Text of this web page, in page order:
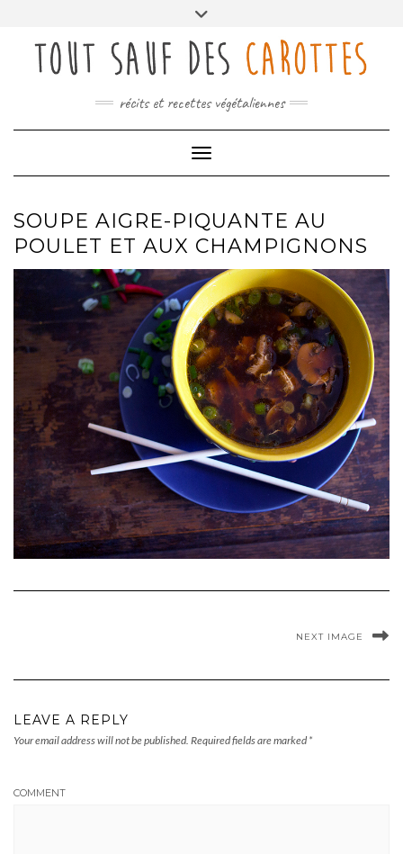
récits et recettes végétaliennes
Toggle Navigation
SOUPE AIGRE-PIQUANTE AU
POULET ET AUX CHAMPIGNONS
NEXT IMAGE
LEAVE A REPLY
Your email address will not be published. Required fields are marked *
COMMENT